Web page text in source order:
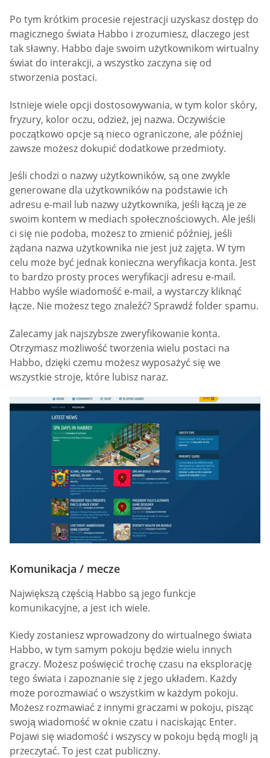
Po tym krótkim procesie rejestracji uzyskasz dostęp do
magicznego świata Habbo i zrozumiesz, dlaczego jest
tak sławny. Habbo daje swoim użytkownikom wirtualny
świat do interakcji, a wszystko zaczyna się od
stworzenia postaci.
Istnieje wiele opcji dostosowywania, w tym kolor skóry,
fryzury, kolor oczu, odzież, jej nazwa. Oczywiście
początkowo opcje są nieco ograniczone, ale później
zawsze możesz dokupić dodatkowe przedmioty.
Jeśli chodzi o nazwy użytkowników, są one zwykle
generowane dla użytkowników na podstawie ich
adresu e-mail lub nazwy użytkownika, jeśli łączą je ze
swoim kontem w mediach społecznościowych. Ale jeśli
ci się nie podoba, możesz to zmienić później, jeśli
żądana nazwa użytkownika nie jest już zajęta. W tym
celu może być jednak konieczna weryfikacja konta. Jest
to bardzo prosty proces weryfikacji adresu e-mail.
Habbo wyśle wiadomość e-mail, a wystarczy kliknąć
łącze. Nie możesz tego znaleźć? Sprawdź folder spamu.
Zalecamy jak najszybsze zweryfikowanie konta.
Otrzymasz możliwość tworzenia wielu postaci na
Habbo, dzięki czemu możesz wyposażyć się we
wszystkie stroje, które lubisz naraz.
Komunikacja / mecze
Największą częścią Habbo są jego funkcje
komunikacyjne, a jest ich wiele.
Kiedy zostaniesz wprowadzony do wirtualnego świata
Habbo, w tym samym pokoju będzie wielu innych
graczy. Możesz poświęcić trochę czasu na eksplorację
tego świata i zapoznanie się z jego układem. Każdy
może porozmawiać o wszystkim w każdym pokoju.
Możesz rozmawiać z innymi graczami w pokoju, pisząc
swoją wiadomość w oknie czatu i naciskając Enter.
Pojawi się wiadomość i wszyscy w pokoju będą mogli ją
przeczytać. To jest czat publiczny.